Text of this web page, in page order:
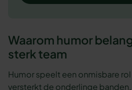
Waarom humor
sterk team
Humor speelt een onmisbare
versterkt de onderlinge